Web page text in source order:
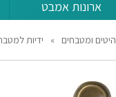
ארונות אמבט
ומטבחים » ידיות